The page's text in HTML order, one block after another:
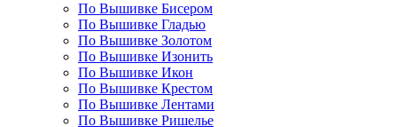
По Вышивке Бисером
По Вышивке Гладью
По Вышивке Золотом
По Вышивке Изонить
По Вышивке Икон
По Вышивке Крестом
По Вышивке Лентами
По Вышивке Ришелье